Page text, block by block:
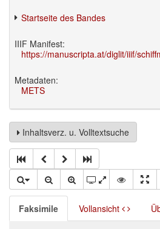
Startseite des Bandes
IIIF Manifest:
https://manuscripta.at/diglit/iiif/
Metadaten:
METS
Inhaltsverz. u. Volltextsuche
Faksimile Vollansicht